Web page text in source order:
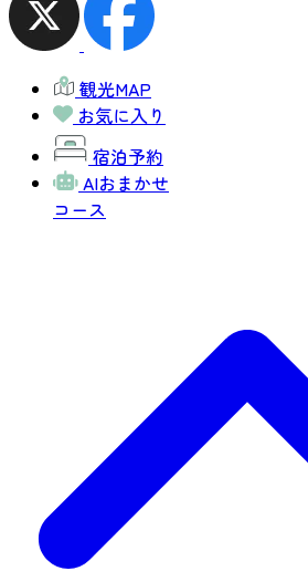
観光MAP
お気に入り
宿泊予約
AIおまかせ
コース